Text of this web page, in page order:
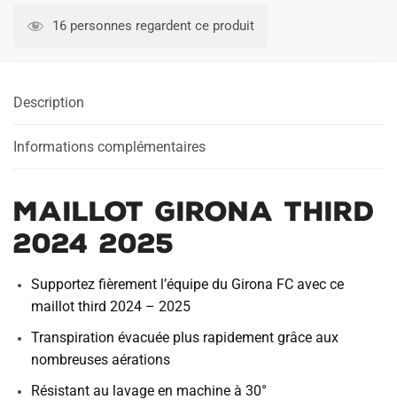
Girona
16 personnes regardent ce produit
Description
Informations complémentaires
Maillot Girona Third
2024 2025
Supportez fièrement l’équipe du Girona FC avec ce
maillot third 2024 – 2025
Transpiration évacuée plus rapidement grâce aux
nombreuses aérations
Résistant au lavage en machine à 30°